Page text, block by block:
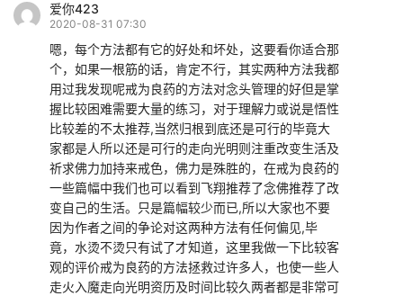
爱你423
2020-08-31 07:30
嗯，每个方法都有它的好处和坏处，这要看你适合那
个，如果一根筋的话，肯定不行，其实两种方法我都
用过我发现呢戒为良药的方法对念头管理的好但是掌
握比较困难需要大量的练习，对于理解力或说是悟性
比较差的不太推荐,当然归根到底还是可行的毕竟大
家都是人所以还是可行的走向光明则注重改变生活及
祈求佛力加持来戒色，佛力是殊胜的，在戒为良药的
一些篇幅中我们也可以看到飞翔推荐了念佛推荐了改
变自己的生活。只是篇幅较少而已,所以大家也不要
因为作者之间的争论对这两种方法有任何偏见,毕
竟，水烫不烫只有试了才知道，这里我做一下比较客
观的评价戒为良药的方法拯救过许多人，也使一些人
走火入魔走向光明资历及时间比较久两者都是非常可